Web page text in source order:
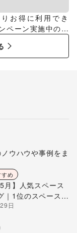
お得に利用でき
ペーン実施中のス
ウハウや事例をま
め
月】人気スペース
｜1位のスペースを
説
日